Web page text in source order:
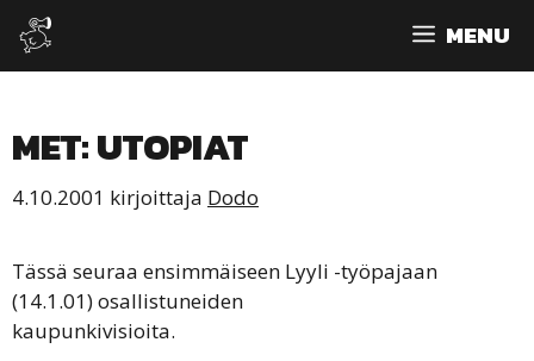
Siirry
sisältöön
MENU
MET: UTOPIAT
4.10.2001 kirjoittaja Dodo
Tässä seuraa ensimmäiseen Lyyli -työpajaan
(14.1.01) osallistuneiden
kaupunkivisioita.